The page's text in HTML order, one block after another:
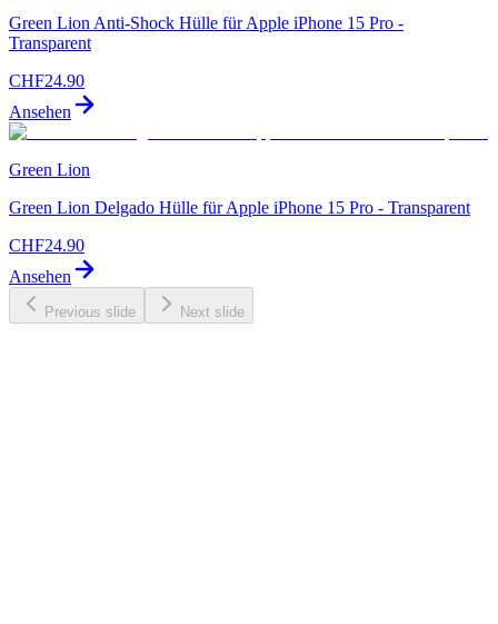
Green Lion Anti-Shock Hülle für Apple iPhone 15 Pro -
Transparent
CHF24.90
Ansehen
Green Lion
Green Lion Delgado Hülle für Apple iPhone 15 Pro - Transparent
CHF24.90
Ansehen
Previous slide Next slide